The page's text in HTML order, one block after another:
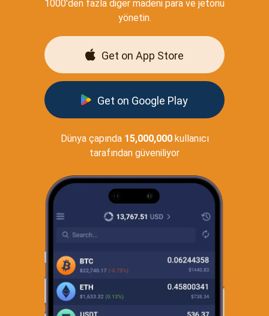
1000'den fazla diğer madeni para ve jetonu
yönetin.
Get on App Store
Get on Google Play
Dünya çapında 15,000,000kullanıcı
tarafından güveniliyor